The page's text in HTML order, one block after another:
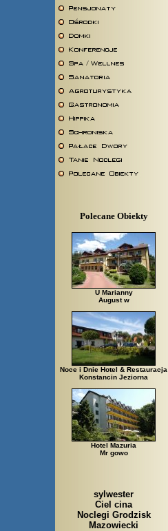
Polecane Obiekty
U Marianny
August w
Noce i Dnie Hotel & Restauracja
Konstancin Jeziorna
Hotel Mazuria
Mr gowo
sylwester
Ciel cina
Noclegi Grodzisk
Mazowiecki